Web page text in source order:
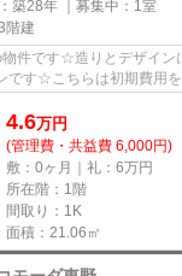
築28年 ｜募集中： 1室
階建
件です☆造りとデザイン
です☆こちらは初期費用
4.6万円
(管理費・共益費 6,000円)
敷：0ヶ月｜礼：6万円
所在階：1階
間取り：1K
面積：21.06㎡